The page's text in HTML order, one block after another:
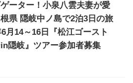
ーター！小泉八雲夫妻が愛
県 隠岐中ノ島で2泊3日の旅
月14～16日『松江ゴースト
隠岐』ツアー参加者募集